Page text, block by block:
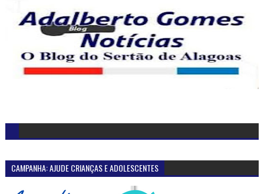
CAMPANHA: AJUDE CRIANÇAS E ADOLESCENTES